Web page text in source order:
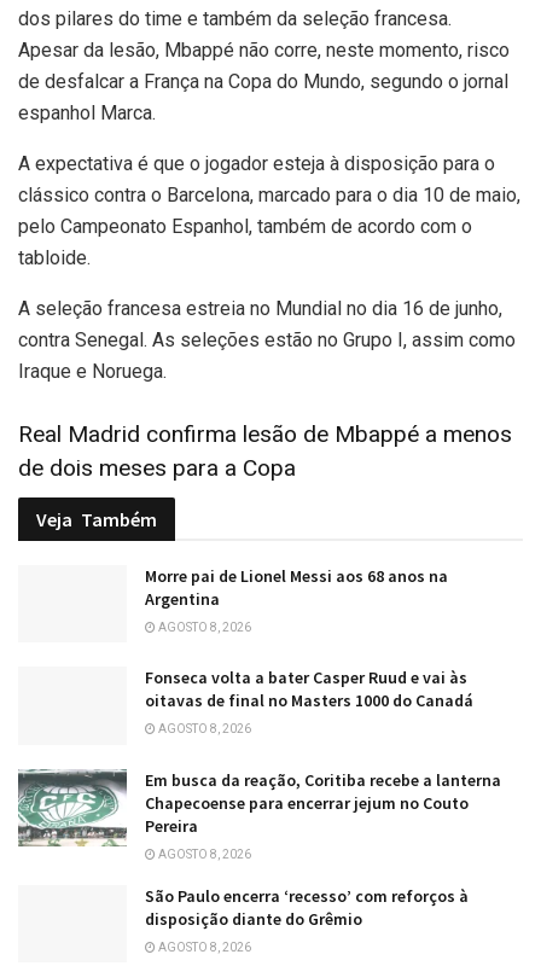
dos pilares do time e também da seleção francesa.
Apesar da lesão, Mbappé não corre, neste momento, risco
de desfalcar a França na Copa do Mundo, segundo o jornal
espanhol Marca.
A expectativa é que o jogador esteja à disposição para o
clássico contra o Barcelona, marcado para o dia 10 de maio,
pelo Campeonato Espanhol, também de acordo com o
tabloide.
A seleção francesa estreia no Mundial no dia 16 de junho,
contra Senegal. As seleções estão no Grupo I, assim como
Iraque e Noruega.
Real Madrid confirma lesão de Mbappé a menos
de dois meses para a Copa
Veja Também
Morre pai de Lionel Messi aos 68 anos na
Argentina
AGOSTO 8, 2026
Fonseca volta a bater Casper Ruud e vai às
oitavas de final no Masters 1000 do Canadá
AGOSTO 8, 2026
Em busca da reação, Coritiba recebe a lanterna
Chapecoense para encerrar jejum no Couto
Pereira
AGOSTO 8, 2026
São Paulo encerra ‘recesso’ com reforços à
disposição diante do Grêmio
AGOSTO 8, 2026